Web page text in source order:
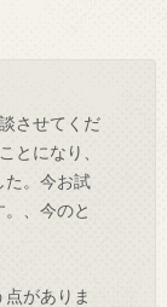
させてくだ
とになり、
た。今お試
、今のと
がありま